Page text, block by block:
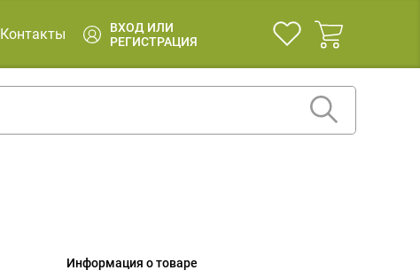
Контакты
ВХОД ИЛИ
РЕГИСТРАЦИЯ
Информация о товаре